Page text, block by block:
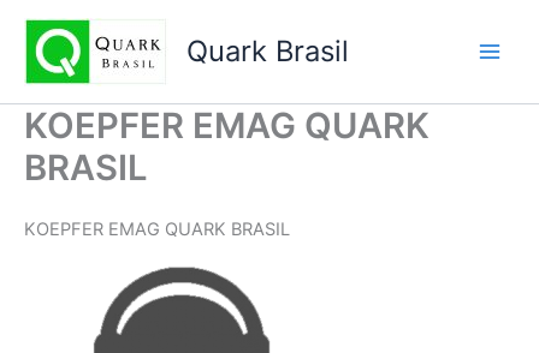
conteúdo
Quark Brasil
KOEPFER EMAG QUARK
BRASIL
KOEPFER EMAG QUARK BRASIL